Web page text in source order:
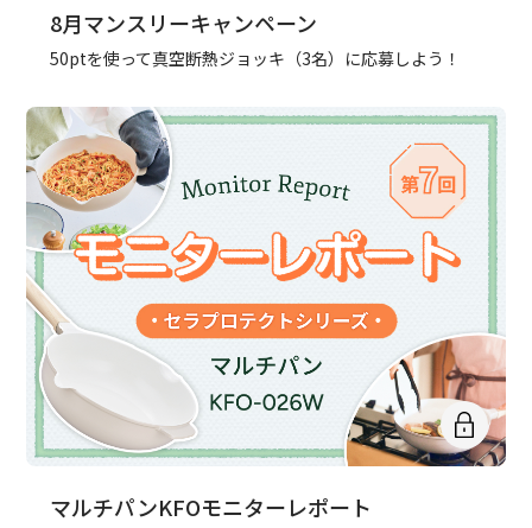
8月マンスリーキャンペーン
50ptを使って真空断熱ジョッキ（3名）に応募しよう！
マルチパンKFOモニターレポート